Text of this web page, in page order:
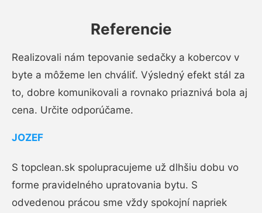
Referencie
Realizovali nám tepovanie sedačky a kobercov v
byte a môžeme len chváliť. Výsledný efekt stál za
to, dobre komunikovali a rovnako priaznivá bola aj
cena. Určite odporúčame.
JOZEF
S topclean.sk spolupracujeme už dlhšiu dobu vo
forme pravidelného upratovania bytu. S
odvedenou prácou sme vždy spokojní napriek